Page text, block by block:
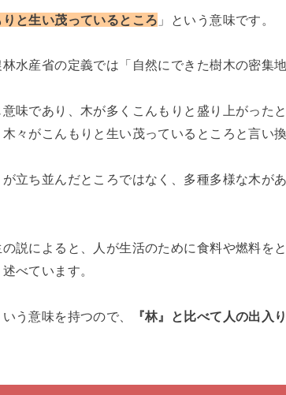
と生い茂っているところ 」という意味です。
水産省の定義では「自然にできた樹木の密集
意味であり、木が多くこんもりと盛り上がった
々がこんもりと生い茂っているところと言い
が立ち並んだところではなく、多種多様な木が
説によると、人が生活のために食料や燃料を
べています。
う意味を持つので、 『林』と比べて人の出入